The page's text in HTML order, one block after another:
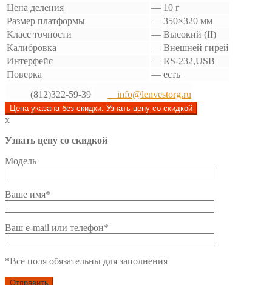
Цена деления
— 10 г
Размер платформы
— 350×320 мм
Класс точности
— Высокий (II)
Калибровка
— Внешней гирей
Интерфейс
— RS-232,USB
Поверка
— есть
(812)322-59-39
info@lenvestorg.ru
Цена указана без скидки. Узнать цену со скидкой
x
Узнать цену со скидкой
Модель
Ваше имя*
Ваш e-mail или телефон*
*Все поля обязательны для заполнения